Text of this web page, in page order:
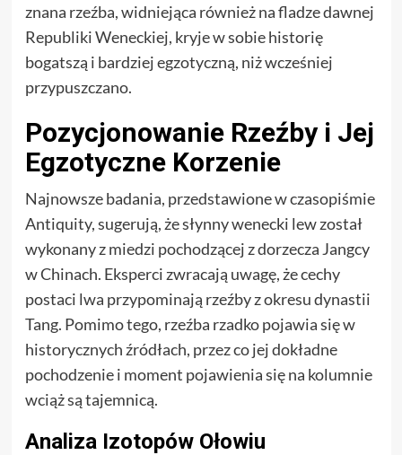
znana rzeźba, widniejąca również na fladze dawnej
Republiki Weneckiej, kryje w sobie historię
bogatszą i bardziej egzotyczną, niż wcześniej
przypuszczano.
Pozycjonowanie Rzeźby i Jej
Egzotyczne Korzenie
Najnowsze badania, przedstawione w czasopiśmie
Antiquity, sugerują, że słynny wenecki lew został
wykonany z miedzi pochodzącej z dorzecza Jangcy
w Chinach. Eksperci zwracają uwagę, że cechy
postaci lwa przypominają rzeźby z okresu dynastii
Tang. Pomimo tego, rzeźba rzadko pojawia się w
historycznych źródłach, przez co jej dokładne
pochodzenie i moment pojawienia się na kolumnie
wciąż są tajemnicą.
Analiza Izotopów Ołowiu